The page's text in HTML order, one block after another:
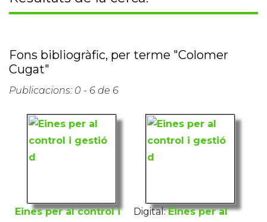
Fons bibliogràfic, per terme "Colomer
Cugat"
Publicacions: 0 - 6 de 6
Eines per al control i
Digital: Eines per al